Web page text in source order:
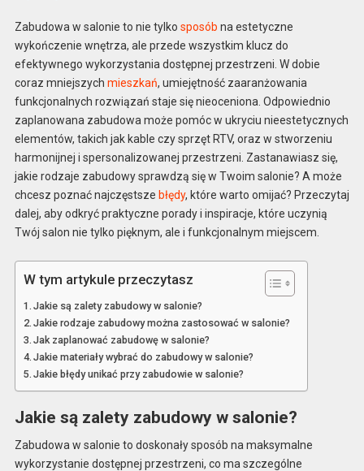
Zabudowa w salonie to nie tylko sposób na estetyczne
wykończenie wnętrza, ale przede wszystkim klucz do
efektywnego wykorzystania dostępnej przestrzeni. W dobie
coraz mniejszych mieszkań, umiejętność zaaranżowania
funkcjonalnych rozwiązań staje się nieoceniona. Odpowiednio
zaplanowana zabudowa może pomóc w ukryciu nieestetycznych
elementów, takich jak kable czy sprzęt RTV, oraz w stworzeniu
harmonijnej i spersonalizowanej przestrzeni. Zastanawiasz się,
jakie rodzaje zabudowy sprawdzą się w Twoim salonie? A może
chcesz poznać najczęstsze błędy, które warto omijać? Przeczytaj
dalej, aby odkryć praktyczne porady i inspiracje, które uczynią
Twój salon nie tylko pięknym, ale i funkcjonalnym miejscem.
W tym artykule przeczytasz
Jakie są zalety zabudowy w salonie?
Jakie rodzaje zabudowy można zastosować w salonie?
Jak zaplanować zabudowę w salonie?
Jakie materiały wybrać do zabudowy w salonie?
Jakie błędy unikać przy zabudowie w salonie?
Jakie są zalety zabudowy w salonie?
Zabudowa w salonie to doskonały sposób na maksymalne
wykorzystanie dostępnej przestrzeni, co ma szczególne